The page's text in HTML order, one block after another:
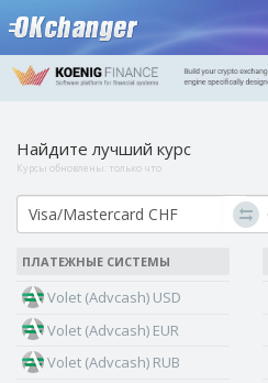
Найдите лучший курс
Курсы обновлены: только что
ПЛАТЕЖНЫЕ СИСТЕМЫ
Volet (Advcash) USD
Volet (Advcash) EUR
Volet (Advcash) RUB